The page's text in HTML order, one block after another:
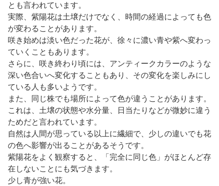
とも言われています。
実際、紫陽花は土壌だけでなく、時間の経過によっても色
が変わることがあります。
咲き始めは淡い色だった花が、徐々に濃い青や紫へ変わっ
ていくこともあります。
さらに、咲き終わり頃には、アンティークカラーのような
深い色合いへ変化することもあり、その変化を楽しみにし
ている人も多いようです。
また、同じ株でも場所によって色が違うことがあります。
これは、土壌の状態や水分量、日当たりなどが微妙に違う
ためだと言われています。
自然は人間が思っている以上に繊細で、少しの違いでも花
の色へ影響が出ることがあるそうです。
紫陽花をよく観察すると、「完全に同じ色」がほとんど存
在しないことにも気づきます。
少し青が強い花。